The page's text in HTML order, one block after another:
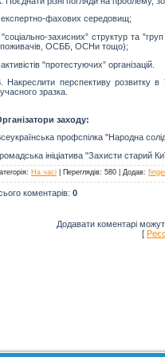
фахових середовищ;
захисних” структур та
ОСББ, ОСНи тощо);
"протестуючих” організацій.
Накреслити перспективу розвитку в
зразка.
заходу:
профспілка "Народна
ініціатива "Захисти старий
: На часі Переглядів: 580 | Додав:
коментарів: 0
Додавати коментарі
[